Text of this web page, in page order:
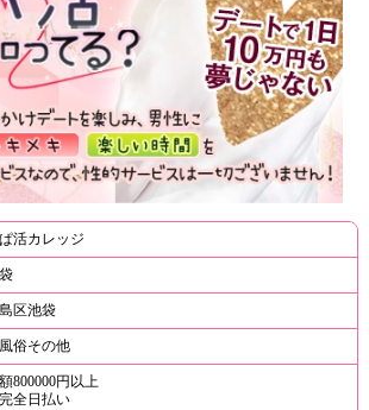
活カレッジ
区池袋
俗その他
800000円以上
全日払い